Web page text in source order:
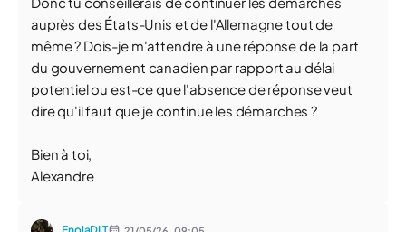
auprès des États-Unis et de l'Allemagne tout de
même ? Dois-je m'attendre à une réponse de la part
du gouvernement canadien par rapport au délai
potentiel ou est-ce que l'absence de réponse veut
dire qu'il faut que je continue les démarches ?
Bien à toi,
Alexandre